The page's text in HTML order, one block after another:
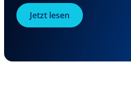
Jetzt lesen